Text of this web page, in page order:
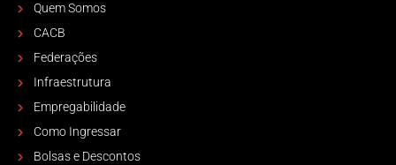
Quem Somos
CACB
Federações
Infraestrutura
Empregabilidade
Como Ingressar
Bolsas e Descontos